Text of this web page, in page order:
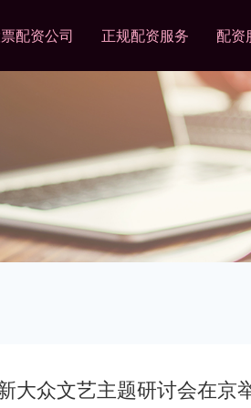
配资公司 正规配资服务 配资
大众文艺主题研讨会在京